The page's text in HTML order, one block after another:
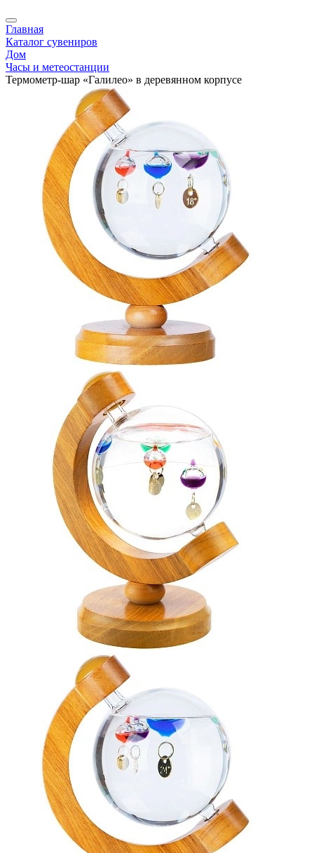
Главная
Каталог сувениров
Дом
Часы и метеостанции
Термометр-шар «Галилео» в деревянном корпусе